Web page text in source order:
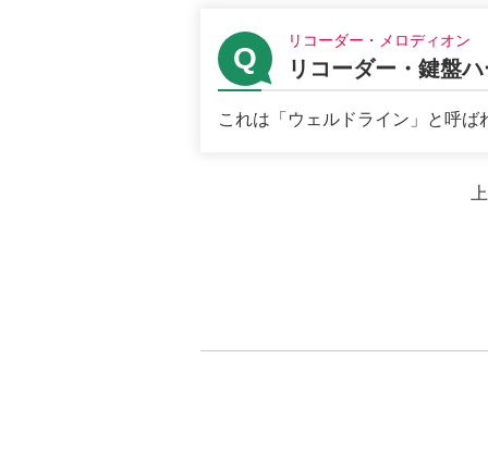
リコーダー・メロディオン
リコーダー・鍵盤
これは「ウェルドライン」と呼